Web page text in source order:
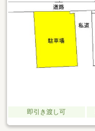
即引き渡し可